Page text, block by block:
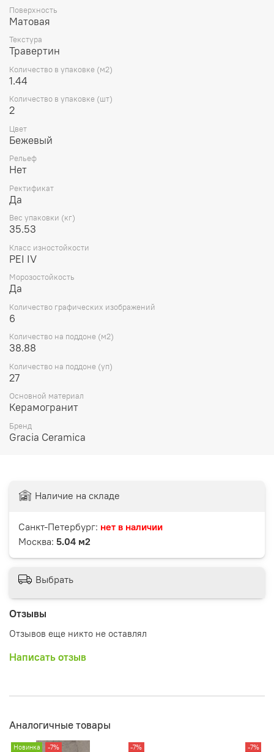
Поверхность
Матовая
Текстура
Травертин
Количество в упаковке (м2)
1.44
Количество в упаковке (шт)
2
Цвет
Бежевый
Рельеф
Нет
Ректификат
Да
Вес упаковки (кг)
35.53
Класс изностойкости
PEI IV
Морозостойкость
Да
Количество графических изображений
6
Количество на поддоне (м2)
38.88
Количество на поддоне (уп)
27
Основной материал
Керамогранит
Бренд
Gracia Ceramica
Отзывы
Отзывов еще никто не оставлял
Написать отзыв
Наличие на складе
Санкт-Петербург: нет в наличии
Москва: 5.04 м2
Выбрать
Аналогичные товары
Новинка -7% -7% -7%